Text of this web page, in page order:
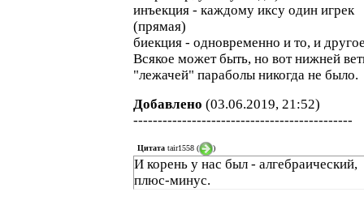
инъекция - каждому иксу один игрек
(прямая)
биекция - одновременно и то, и
Всякое может быть, но вот нижней
"лежачей" параболы никогда не было.
Добавлено (03.06.2019, 21:52)
---------------------------------------------
Цитата tair1558 ( )
И корень у нас был - алгебраический,
плюс-минус.